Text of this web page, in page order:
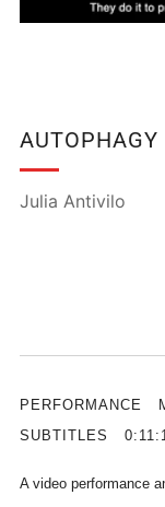
AUTOPHAGY
Julia Antivilo
PERFORMANCE
SUBTITLES
A video performance